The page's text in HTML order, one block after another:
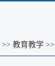
>> 教育教学 >>